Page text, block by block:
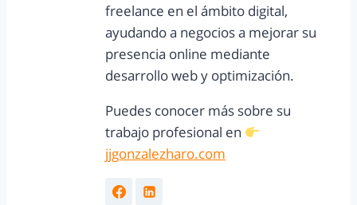
freelance en el ámbito digital,
ayudando a negocios a mejorar su
presencia online mediante
desarrollo web y optimización.
Puedes conocer más sobre su
trabajo profesional en
jjgonzalezharo.com